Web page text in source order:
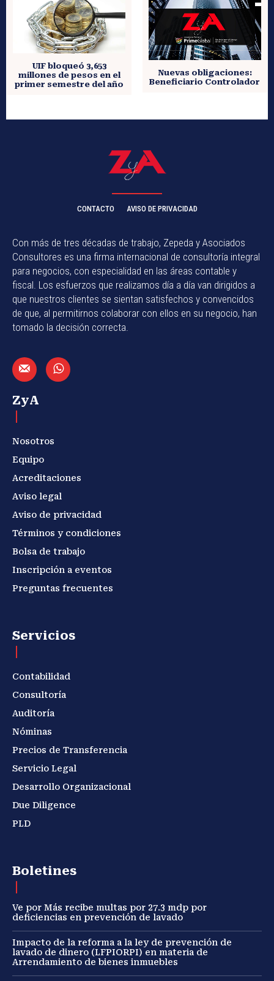
UIF bloqueó 3,653
millones de pesos en el
primer semestre del año
Nuevas obligaciones:
Beneficiario Controlador
CONTACTO AVISO DE PRIVACIDAD
Con más de tres décadas de trabajo, Zepeda y Asociados
Consultores es una firma internacional de consultoría integral
para negocios, con especialidad en las áreas contable y
fiscal. Los esfuerzos que realizamos día a día van dirigidos a
que nuestros clientes se sientan satisfechos y convencidos
de que, al permitirnos colaborar con ellos en su negocio, han
tomado la decisión correcta.
ZyA
Nosotros
Equipo
Acreditaciones
Aviso legal
Aviso de privacidad
Términos y condiciones
Bolsa de trabajo
Inscripción a eventos
Preguntas frecuentes
Servicios
Contabilidad
Consultoría
Auditoría
Nóminas
Precios de Transferencia
Servicio Legal
Desarrollo Organizacional
Due Diligence
PLD
Boletines
Ve por Más recibe multas por 27.3 mdp por
deficiencias en prevención de lavado
Impacto de la reforma a la ley de prevención de
lavado de dinero (LFPIORPI) en materia de
Arrendamiento de bienes inmuebles